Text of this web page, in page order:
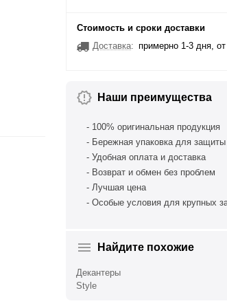
Стоимость и сроки доставки
Доставка: примерно 1-3 дня, от
Наши преимущества
- 100% оригинальная продукция
- Бережная упаковка для защиты
- Удобная оплата и доставка
- Возврат и обмен без проблем
- Лучшая цена
- Особые условия для крупных
Найдите похожие
Декантеры
Style